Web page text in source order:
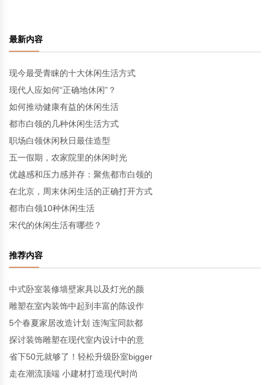
最新内容
现今最受青睐的十大休闲生活方式
现代人应如何“正确地休闲”？
如何推动健康有益的休闲生活
都市白领的几种休闲生活方式
职场白领休闲秋日最佳造型
五一假期，农家院里的休闲时光
优越感和压力感并存：聚焦都市白领的
在北京，周末休闲生活的正确打开方式
都市白领10种休闲生活
宋代的休闲生活有哪些？
推荐内容
中式卧室装修墙壁家具以及灯光的颜
雕塑在室内装饰中起到丰富的陈设作
5个春夏家居改造计划 连淘宝同款都
探讨装饰雕塑在现代室内设计中的意
省下50元就够了！轻松升级卧室bigger
走在潮流顶端 小建材打造现代时尚